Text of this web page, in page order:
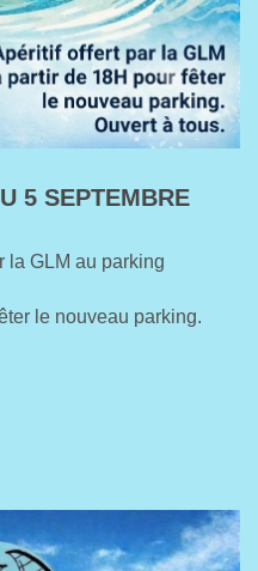
5 SEPTEMBRE
la GLM au parking
le nouveau parking.